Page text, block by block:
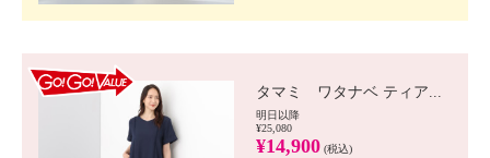
タマミ ワタナベ ティア...
明日以降
¥25,080
¥14,900 (税込)